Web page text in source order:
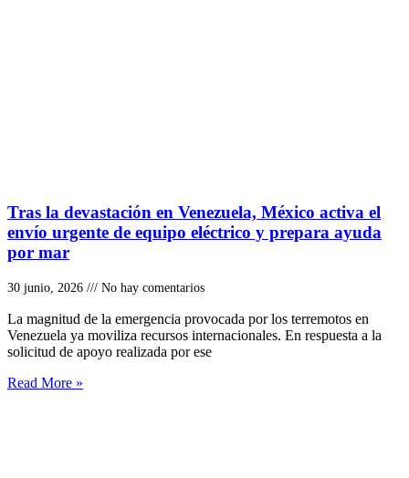
Tras la devastación en Venezuela, México activa el
envío urgente de equipo eléctrico y prepara ayuda
por mar
30 junio, 2026 No hay comentarios
La magnitud de la emergencia provocada por los terremotos en
Venezuela ya moviliza recursos internacionales. En respuesta a la
solicitud de apoyo realizada por ese
Read More »